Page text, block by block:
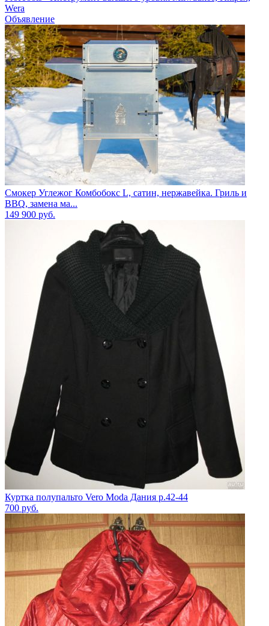
Wera
Объявление
Смокер Углежог Комбобокс L, сатин, нержавейка. Гриль и
BBQ, замена ма...
149 900 руб.
Куртка полупальто Vero Moda Дания р.42-44
700 руб.